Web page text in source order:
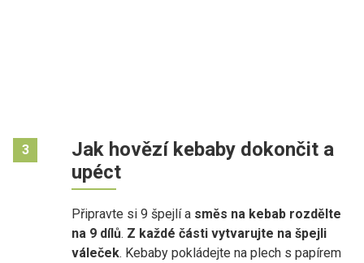
3
Jak hovězí kebaby dokončit a
upéct
Připravte si 9 špejlí a směs na kebab rozdělte
na 9 dílů. Z každé části vytvarujte na špejli
váleček. Kebaby pokládejte na plech s papírem